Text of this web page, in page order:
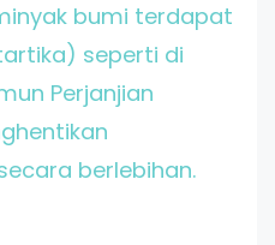
bumi terdapat
seperti di
Perjanjian
berlebihan.